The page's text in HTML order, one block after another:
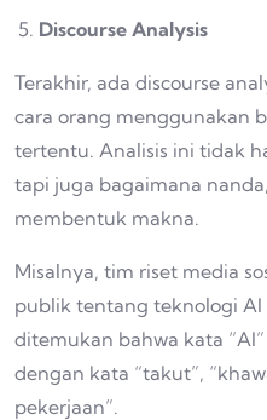
Discourse Analysis
Terakhir, ada discourse
cara orang menggunakan
tertentu. Analisis ini tidak
tapi juga bagaimana
membentuk makna.
Misalnya, tim riset media
publik tentang teknologi AI
ditemukan bahwa kata
dengan kata “takut”,
pekerjaan”.